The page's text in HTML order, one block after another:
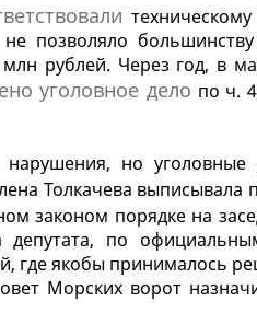
позволяло
рублей. Через год, в
уголовное дело по ч.
но уголовные
Толкачева выписывала
законом порядке на
по
где якобы принималось
Морских ворот